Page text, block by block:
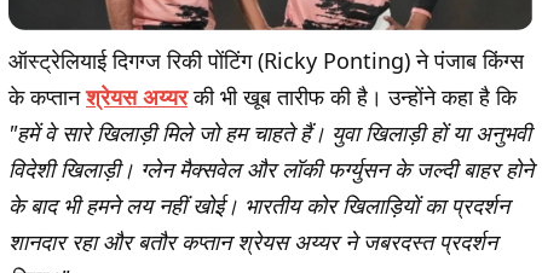
ऑस्ट्रेलियाई दिगग्ज रिकी पोंटिंग (Ricky Ponting) ने पंजाब किंग्स
के कप्तानश्रेयस अय्यरकी भी खूब तारीफ की है। उन्होंने कहा है कि
"हमें वे सारे खिलाड़ी मिले जो हम चाहते हैं। युवा खिलाड़ी हों या अनुभवी
विदेशी खिलाड़ी। ग्लेन मैक्सवेल और लॉकी फर्ग्युसन के जल्दी बाहर होने
के बाद भी हमने लय नहीं खोई। भारतीय कोर खिलाड़ियों का प्रदर्शन
शानदार रहा और बतौर कप्तान श्रेयस अय्यर ने जबरदस्त प्रदर्शन